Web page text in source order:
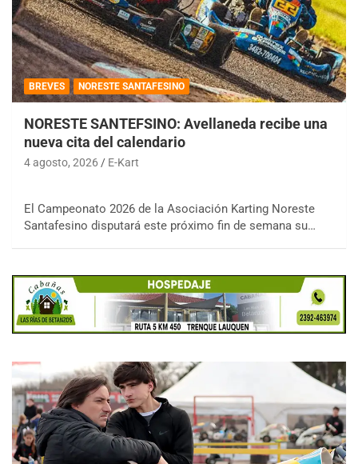
BREVES NORESTE SANTAFESINO
NORESTE SANTEFSINO: Avellaneda recibe una
nueva cita del calendario
4 agosto, 2026 E-Kart
El Campeonato 2026 de la Asociación Karting Noreste
Santafesino disputará este próximo fin de semana su…